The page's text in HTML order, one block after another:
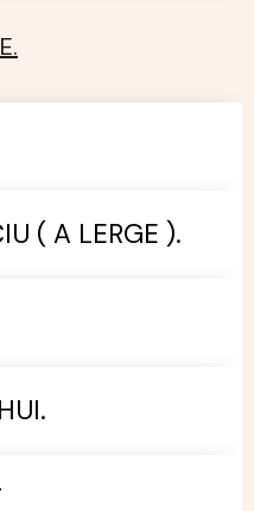
( A LERGE ).